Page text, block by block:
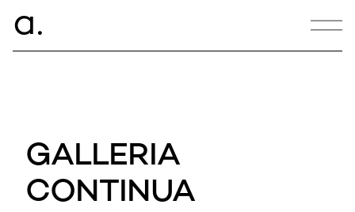
a
GALLERIA
CONTINUA
hello@armance.co
+33 1 40 57 00 00